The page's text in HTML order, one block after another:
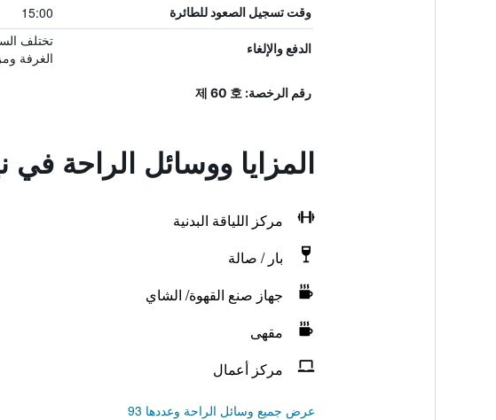
وقت تسجيل الصعود للطائرة 15:00
الدفع والإلغاء
تختلف
الغرفة
رقم الرخصة: 제 60 호
المزايا ووسائل الراحة في
مركز اللياقة البدنية
بار / صالة
جهاز صنع القهوة/ الشاي
مقهى
مركز أعمال
عرض جميع وسائل الراحة وعددها 93